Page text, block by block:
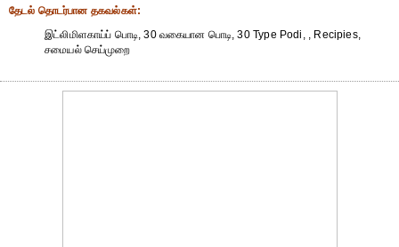
தேட‌ல் தொட‌ர்பான தகவ‌ல்க‌ள்:
இட்லிமிளகாய்ப் பொடி, 30 வகையான பொடி, 30 Type Podi, , Recipies,
சமையல் செய்முறை